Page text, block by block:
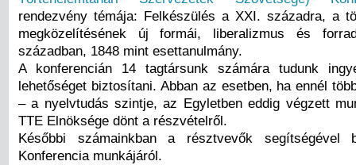
rendezvény témája: Felkészülés a XXI. századra, a
megközelítésének új formái, liberalizmus és
században, 1848 mint esettanulmány.
A konferencián 14 tagtársunk számára tudunk
lehetőséget biztosítani. Abban az esetben, ha ennél
– a nyelvtudás szintje, az Egyletben eddig végzett
TTE Elnöksége dönt a részvételről.
Későbbi számainkban a résztvevők segítségével
Konferencia munkájáról.